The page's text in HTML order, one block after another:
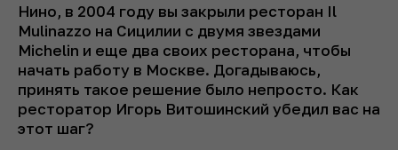
Нино, в 2004 году вы закрыли ресторан Il
Mulinazzo на Сицилии с двумя звездами
Michelin и еще два своих ресторана, чтобы
начать работу в Москве. Догадываюсь,
принять такое решение было непросто. Как
ресторатор Игорь Витошинский убедил вас на
этот шаг?